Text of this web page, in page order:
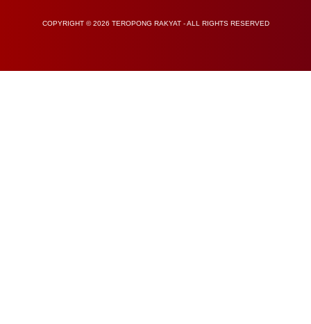
COPYRIGHT © 2026 TEROPONG RAKYAT - ALL RIGHTS RESERVED